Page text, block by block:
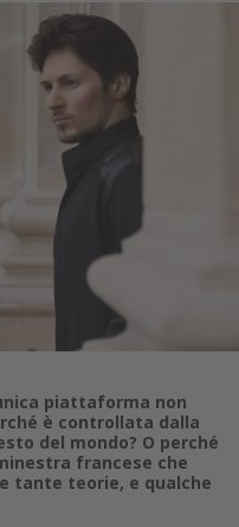
piattaforma non
è controllata dalla
del mondo? O perché
francese che
tante teorie, e qualche